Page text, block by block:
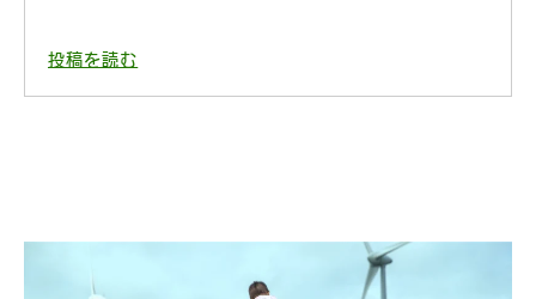
投稿を読む